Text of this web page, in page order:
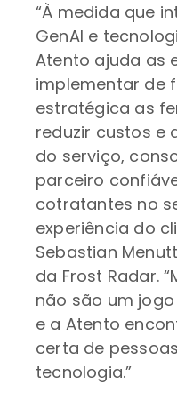
“À medida que
GenAI e
Atento ajuda as
implementar de
estratégica as
reduzir custos e
do serviço,
parceiro
cotratantes no
experiência do
Sebastian
da Frost Radar.
não são um
e a Atento
certa de
tecnologia.”